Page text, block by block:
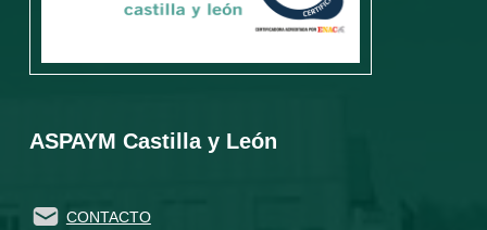
ASPAYM Castilla y León
CONTACTO